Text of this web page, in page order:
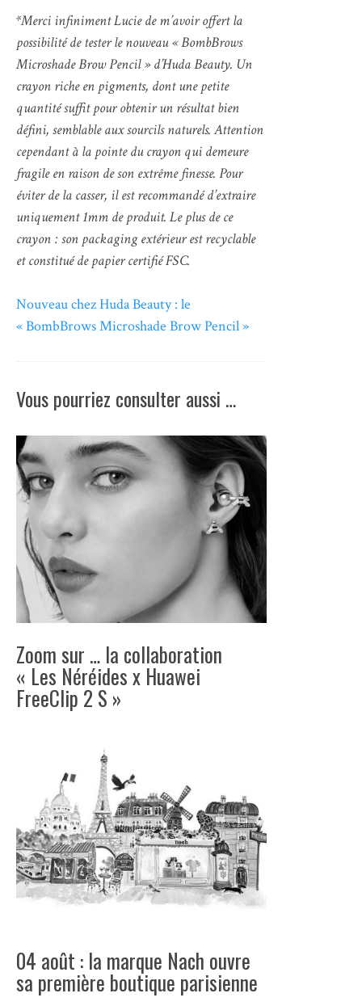
*Merci infiniment Lucie de m’avoir offert la
possibilité de tester le nouveau « BombBrows
Microshade Brow Pencil » d’Huda Beauty. Un
crayon riche en pigments, dont une petite
quantité suffit pour obtenir un résultat bien
défini, semblable aux sourcils naturels. Attention
cependant à la pointe du crayon qui demeure
fragile en raison de son extrême finesse. Pour
éviter de la casser, il est recommandé d’extraire
uniquement 1mm de produit. Le plus de ce
crayon : son packaging extérieur est recyclable
et constitué de papier certifié FSC.
Nouveau chez Huda Beauty : le
« BombBrows Microshade Brow Pencil »
Vous pourriez consulter aussi …
Zoom sur … la collaboration
« Les Néréides x Huawei
FreeClip 2 S »
04 août : la marque Nach ouvre
sa première boutique parisienne